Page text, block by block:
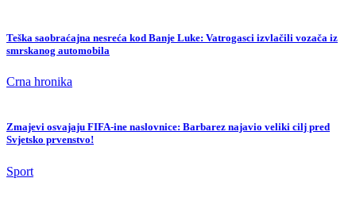
Teška saobraćajna nesreća kod Banje Luke: Vatrogasci izvlačili vozača iz
smrskanog automobila
Crna hronika
Zmajevi osvajaju FIFA-ine naslovnice: Barbarez najavio veliki cilj pred
Svjetsko prvenstvo!
Sport